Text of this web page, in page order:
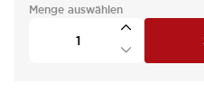
Menge auswählen